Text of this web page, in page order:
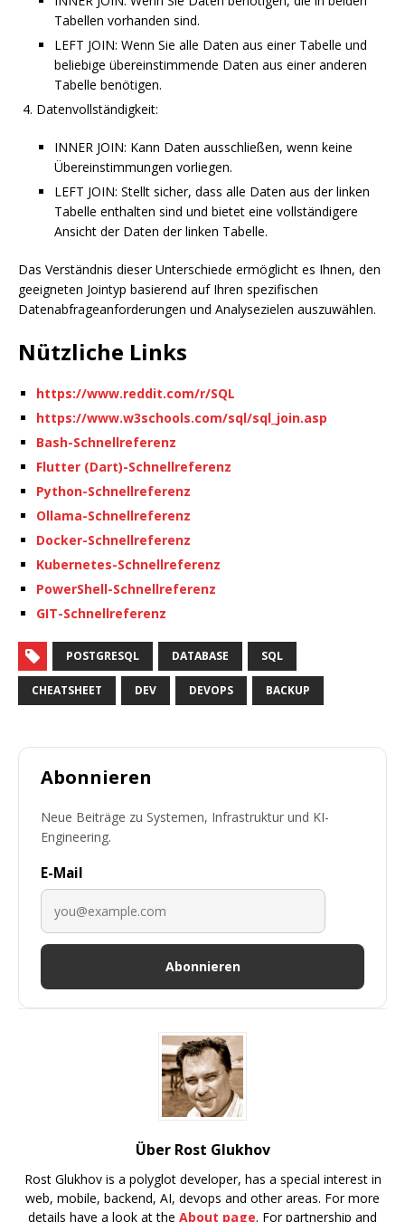
Tabellen vorhanden sind.
LEFT JOIN: Wenn Sie alle Daten aus einer Tabelle und
beliebige übereinstimmende Daten aus einer anderen
Tabelle benötigen.
Datenvollständigkeit:
INNER JOIN: Kann Daten ausschließen, wenn keine
Übereinstimmungen vorliegen.
LEFT JOIN: Stellt sicher, dass alle Daten aus der linken
Tabelle enthalten sind und bietet eine vollständigere
Ansicht der Daten der linken Tabelle.
Das Verständnis dieser Unterschiede ermöglicht es Ihnen, den
geeigneten Jointyp basierend auf Ihren spezifischen
Datenabfrageanforderungen und Analysezielen auszuwählen.
Nützliche Links
https://www.reddit.com/r/SQL
https://www.w3schools.com/sql/sql_join.asp
Bash-Schnellreferenz
Flutter (Dart)-Schnellreferenz
Python-Schnellreferenz
Ollama-Schnellreferenz
Docker-Schnellreferenz
Kubernetes-Schnellreferenz
PowerShell-Schnellreferenz
GIT-Schnellreferenz
POSTGRESQL DATABASE SQL
CHEATSHEET DEV DEVOPS BACKUP
Abonnieren
Neue Beiträge zu Systemen, Infrastruktur und KI-
Engineering.
E-Mail
Abonnieren
Über Rost Glukhov
Rost Glukhov is a polyglot developer, has a special interest in
web, mobile, backend, AI, devops and other areas. For more
details have a look at the About page. For partnership and